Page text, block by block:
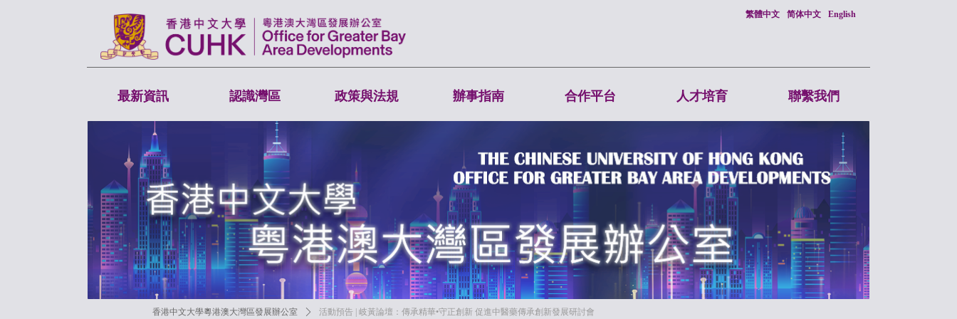
繁體中文 简体中文 English
最新資訊 認識灣區 政策與法規 辦事指南 合作平台 人才培育 聯繫我們
香港中文大學粵港澳大灣區發展辦公室 ꄲ 活動預告 | 岐黃論壇：傳承精華•守正創新 促進中醫藥傳承創新發展研討會